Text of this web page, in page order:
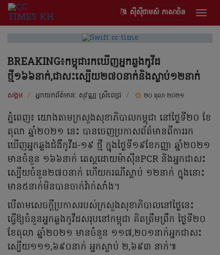
ស៊ីស៊ីថាមស៍ ភាសាចិន
BREAKING៖កម្ពុជារកឃើញអ្នកឆ្លងកូវីដ
ថ្មី១៦៦នាក់,ជាសះស្បើយ២៧០នាក់និងស្លាប់១២នាក់
សង្គម / អ្នកយកព័ត៌មាន: សុវណ្ណ ស្រីពេជ្រ / ២០ តុលា ២០២១
ភ្នំពេញ៖ យោងតាមក្រសួងសុខាភិបាលកម្ពុជា នៅថ្ងៃទី២០ ខែ
តុលា ឆ្នាំ២០២១ នេះ បានចេញប្រកាសព័ត៌មានពីការរក
ឃើញអ្នកឆ្លងជំងឺកូវីដ-១៩ ថ្មី ក្នុងថ្ងៃទី១៩ខែកញ្ញា ឆ្នាំ២០២១
មានចំនួន ១៦៦នាក់ តេស្តដោយម៉ាស៊ីនPCR និងអ្នកជាសះ
ស្បើយចំនួន២៧០នាក់ ហើយករណីស្លាប់ ១២នាក់ ក្នុងនោះ
មាន៥នាក់មិនបានចាក់វ៉ាក់សាំង។
បើតាមសេចក្ដីប្រកាសរបស់ក្រសួងសុខាភិបាលនៅថ្ងៃនេះ
ធ្វើឱ្យចំនួនអ្នកឆ្លងកូវីដសរុបនៅកម្ពុជា គិតត្រឹមព្រឹក ថ្ងៃទី២០
ខែតុលា ឆ្នាំ២០២១ មានចំនួន ១១៧,២០១នាក់អ្នកជាសះ
ស្បើយ១១១,៦៩០នាក់ អ្នកស្លាប់ ២,៦៩៣ នាក់៕